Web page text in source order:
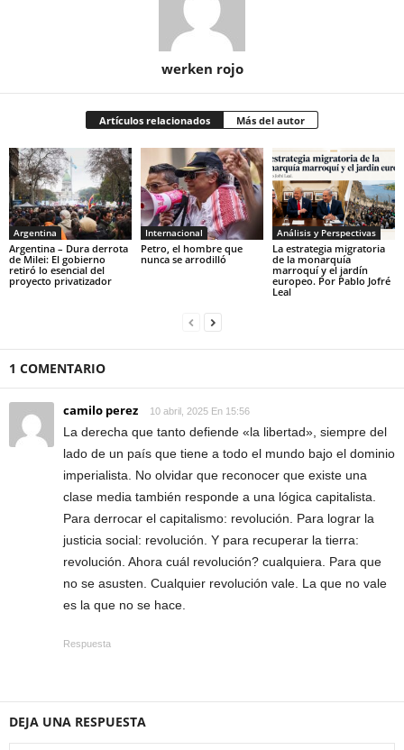
werken rojo
Artículos relacionados Más del autor
Argentina
Argentina – Dura derrota
de Milei: El gobierno
retiró lo esencial del
proyecto privatizador
Internacional
Petro, el hombre que
nunca se arrodilló
Análisis y Perspectivas
La estrategia migratoria
de la monarquía
marroquí y el jardín
europeo. Por Pablo Jofré
Leal
1 COMENTARIO
camilo perez 10 abril, 2025 En 15:56
La derecha que tanto defiende «la libertad», siempre del
lado de un país que tiene a todo el mundo bajo el dominio
imperialista. No olvidar que reconocer que existe una
clase media también responde a una lógica capitalista.
Para derrocar el capitalismo: revolución. Para lograr la
justicia social: revolución. Y para recuperar la tierra:
revolución. Ahora cuál revolución? cualquiera. Para que
no se asusten. Cualquier revolución vale. La que no vale
es la que no se hace.
Respuesta
DEJA UNA RESPUESTA